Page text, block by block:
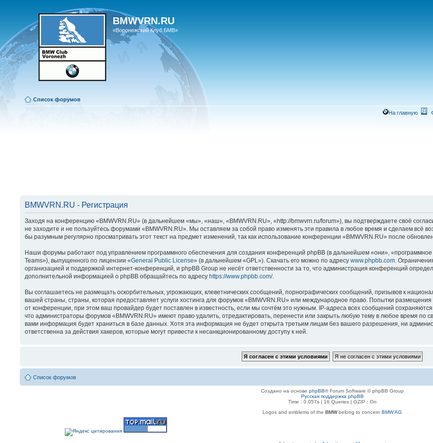
BMWVRN.RU
«Воронежский Клуб БМВ»
Список форумов
На главную
BMWVRN.RU - Регистрация
Заходя на конференцию «BMWVRN.RU» (в дальнейшем «мы», «наш», «BMWVRN.RU», «http://bmwvrn.ru/forum»), вы подтверждаете своё
не заходите и не пользуйтесь форумами «BMWVRN.RU». Мы оставляем за собой право изменять эти правила в любое время и сделаем всё
бы разумным регулярно просматривать этот текст на предмет изменений, так как использование конференции «BMWVRN.RU» после
Наши форумы работают под управлением программного обеспечения для создания конференций phpBB (в дальнейшем «они»,
Teams»), выпущенного по лицензии «General Public License» (в дальнейшем «GPL»). Скачать его можно по адресу www.phpbb.com .
организацией и поддержкой интернет-конференций, и phpBB Group не несёт ответственности за то, что администрация конференций
дополнительной информацией о phpBB обращайтесь по адресу https://www.phpbb.com/.
Вы соглашаетесь не размещать оскорбительных, угрожающих, клеветнических сообщений, порнографических сообщений, призывов к
вашей страны, страны, которая предоставляет услуги хостинга для форумов «BMWVRN.RU» или международное право. Попытки
от конференции, при этом ваш провайдер будет поставлен в известность, если мы сочтём это нужным. IP-адреса всех сообщений
что администраторы форумов «BMWVRN.RU» имеют право удалить, отредактировать, перенести или закрыть любую тему в любое время по
вами информация будет храниться в базе данных. Хотя эта информация не будет открыта третьим лицам без вашего разрешения, ни
ответственна за действия хакеров, которые могут привести к несанкционированному доступу к ней.
Список форумов
Создано на основе phpBB® Forum Software © phpBB Group
Русская поддержка phpBB
Time : 0.057s | 16 Queries | GZIP : On
Logos and emblems of the BMWbelong to concern BMW AG